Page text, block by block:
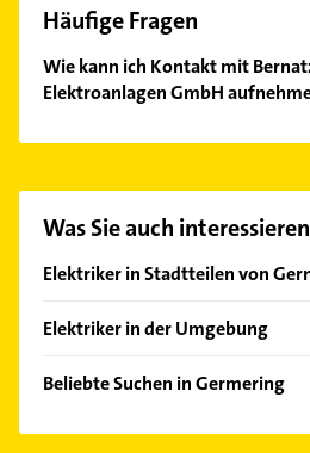
Häufige Fragen
Wie kann ich Kontakt mit
Elektroanlagen GmbH
Hier finden Sie alleKontaktdaten
Was Sie auch
Elektriker in Stadtteilen von
Unterpfaffenhofen
Elektriker in der Umgebung
Puchheim Oberbayern
Gräfelfing
Beliebte Suchen in Germering